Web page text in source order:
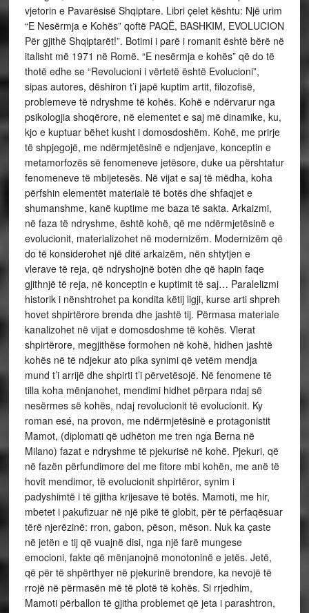
vjetorin e Pavarësisë Shqiptare. Libri çelet kështu: Një urim
“E Nesërmja e Kohës” qoftë PAQË, BASHKIM, EVOLUCION
Për gjithë Shqiptarët!”. Botimi i parë i romanit është bërë në
italisht më 1971 në Romë. “E nesërmja e kohës” që do të
thotë edhe se “Revolucioni i vërtetë është Evolucioni”,
sipas autores, dëshiron t’i japë kuptim artit, filozofisë,
problemeve të ndryshme të kohës. Kohë e ndërvarur nga
psikologjia shoqërore, në elementet e saj më dinamike, ku,
kjo e kuptuar bëhet kusht i domosdoshëm. Kohë, me prirje
të shpjegojë, me ndërmjetësinë e ndjenjave, konceptin e
metamorfozës së fenomeneve jetësore, duke ua përshtatur
fenomeneve të mbijetesës. Në vijat e saj të mëdha, koha
përfshin elementët materialë të botës dhe shfaqjet e
shumanshme, kanë kuptime me baza të sakta. Arkaizmi,
në faza të ndryshme, është kohë, që me ndërmjetësinë e
evolucionit, materializohet në modernizëm. Modernizëm që
do të konsiderohet një ditë arkaizëm, nën shtytjen e
vlerave të reja, që ndryshojnë botën dhe që hapin faqe
gjithnjë të reja, në konceptin e kuptimit të saj… Paralelizmi
historik i nënshtrohet pa kondita këtij ligji, kurse arti shpreh
hovet shpirtërore brenda dhe jashtë tij. Përmasa materiale
kanalizohet në vijat e domosdoshme të kohës. Vlerat
shpirtërore, megjithëse formohen në kohë, hidhen jashtë
kohës në të ndjekur ato pika synimi që vetëm mendja
mund t’i arrijë dhe shpirti t’i përvetësojë. Në fenomene të
tilla koha mënjanohet, mendimi hidhet përpara ndaj së
nesërmes së kohës, ndaj revolucionit të evolucionit. Ky
roman esé, na provon, me ndërmjetësinë e protagonistit
Mamot, (diplomati që udhëton me tren nga Berna në
Milano) fazat e ndryshme të pjekurisë në kohë. Pjekuri, që
në fazën përfundimore del me fitore mbi kohën, me anë të
hovit mendimor, të evolucionit shpirtëror, synim i
padyshimtë i të gjitha krijesave të botës. Mamoti, me hir,
mbetet i pakufizuar në një pikë të globit, për të përfaqësuar
tërë njerëzinë: rron, gabon, pëson, mëson. Nuk ka çaste
në jetën e tij që vuajnë disi, nga një farë mungese
emocioni, fakte që mënjanojnë monotoninë e jetës. Jetë,
që për të shpërthyer në pjekurinë brendore, ka nevojë të
rrojë në përmasën më të plotë të kohës. Si rrjedhim,
Mamoti përballon të gjitha problemet që jeta i parashtron,